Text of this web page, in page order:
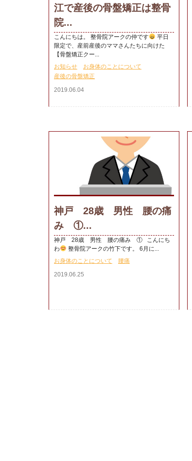
江で産後の骨盤矯正は整骨
院...
こんにちは。 整骨院アークの仲です
平日
限定で、産前産後のママさんたちに向けた
【骨盤矯正クー...
お知らせ
お身体のことについて
産後の骨盤矯正
2019.06.04
神戸 28歳 男性 腰の痛
み ①...
神戸 28歳 男性 腰の痛み ① こんにち
わ
整骨院アークの竹下です。 6月に...
お身体のことについて
腰痛
2019.06.25